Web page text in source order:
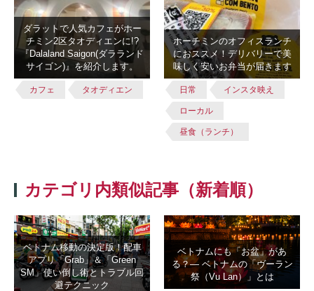
ダラットで人気カフェがホー
チミン2区タオディエンに!?
『Dalaland Saigon(ダラランド
サイゴン)』を紹介します。
カフェ タオディエン
ホーチミンのオフィスランチ
におススメ！デリバリーで美
味しく安いお弁当が届きます
日常 インスタ映え
ローカル
昼食（ランチ）
カテゴリ内類似記事（新着順）
ベトナム移動の決定版！配車
アプリ「Grab」＆「Green
SM」使い倒し術とトラブル回
避テクニック
ベトナムにも「お盆」があ
る？― ベトナムの「ヴーラン
祭（Vu Lan）」とは